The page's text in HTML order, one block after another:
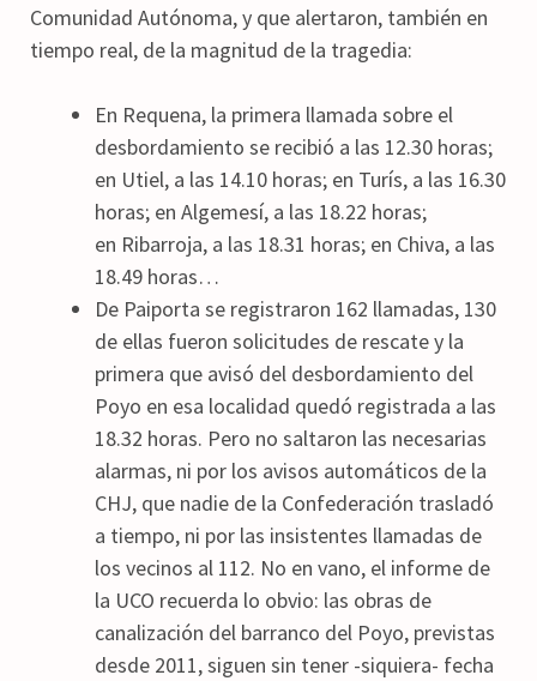
Comunidad Autónoma, y que alertaron, también en
tiempo real, de la magnitud de la tragedia:
En Requena, la primera llamada sobre el
desbordamiento se recibió a las 12.30 horas;
en Utiel, a las 14.10 horas; en Turís, a las 16.30
horas; en Algemesí, a las 18.22 horas;
en Ribarroja, a las 18.31 horas; en Chiva, a las
18.49 horas…
De Paiporta se registraron 162 llamadas, 130
de ellas fueron solicitudes de rescate y la
primera que avisó del desbordamiento del
Poyo en esa localidad quedó registrada a las
18.32 horas. Pero no saltaron las necesarias
alarmas, ni por los avisos automáticos de la
CHJ, que nadie de la Confederación trasladó
a tiempo, ni por las insistentes llamadas de
los vecinos al 112. No en vano, el informe de
la UCO recuerda lo obvio: las obras de
canalización del barranco del Poyo, previstas
desde 2011, siguen sin tener -siquiera- fecha